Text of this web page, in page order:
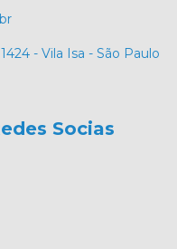
- Vila Isa - São Paulo
Socias